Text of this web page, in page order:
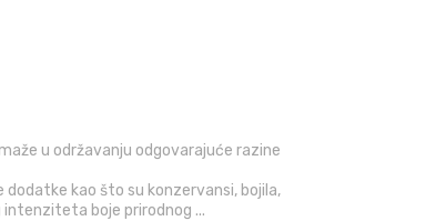
u održavanju odgovarajuće razine
kao što su konzervansi, bojila,
intenziteta boje prirodnog ...